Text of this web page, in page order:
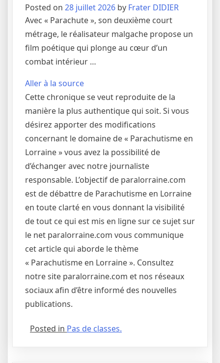
Posted on 28 juillet 2026 by Frater DIDIER
Avec « Parachute », son deuxième court
métrage, le réalisateur malgache propose un
film poétique qui plonge au cœur d’un
combat intérieur …
Aller à la source
Cette chronique se veut reproduite de la
manière la plus authentique qui soit. Si vous
désirez apporter des modifications
concernant le domaine de « Parachutisme en
Lorraine » vous avez la possibilité de
d’échanger avec notre journaliste
responsable. L’objectif de paralorraine.com
est de débattre de Parachutisme en Lorraine
en toute clarté en vous donnant la visibilité
de tout ce qui est mis en ligne sur ce sujet sur
le net paralorraine.com vous communique
cet article qui aborde le thème
« Parachutisme en Lorraine ». Consultez
notre site paralorraine.com et nos réseaux
sociaux afin d’être informé des nouvelles
publications.
Posted in Pas de classes.